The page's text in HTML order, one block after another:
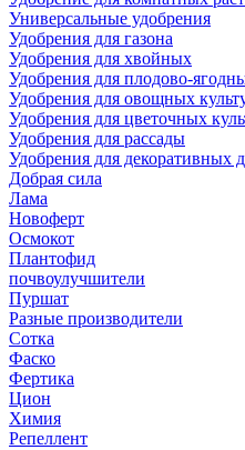
Универсальные удобрения
Удобрения для газона
Удобрения для хвойных
Удобрения для плодово-
Удобрения для овощных
Удобрения для цветочных
Удобрения для рассады
Удобрения для декоративных
Добрая сила
Лама
Новоферт
Осмокот
Плантофид
почвоулучшители
Пуршат
Разные производители
Сотка
Фаско
Фертика
Цион
Химия
Репеллент